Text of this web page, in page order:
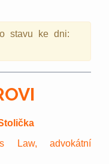
stavu ke dni:
Law, advokátní